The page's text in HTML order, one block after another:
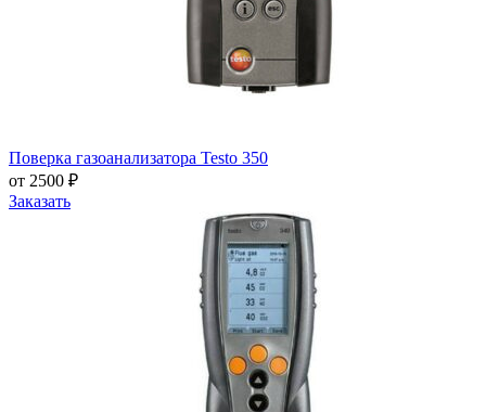
Поверка газоанализатора Testo 350
от 2500 ₽
Заказать